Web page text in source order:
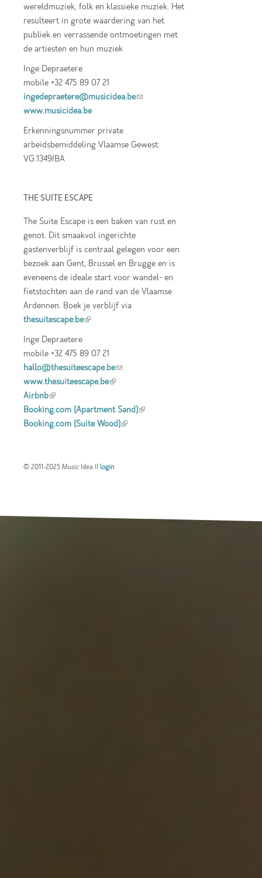
wereldmuziek, folk en klassieke muziek. Het
resulteert in grote waardering van het
publiek en verrassende ontmoetingen met
de artiesten en hun muziek.
Inge Depraetere
mobile +32 475 89 07 21
ingedepraetere@musicidea.be(link sends e-
www.musicidea.be
Erkenningsnummer private
arbeidsbemiddeling Vlaamse Gewest:
VG.1349/BA
THE SUITE ESCAPE
The Suite Escape is een baken van rust en
genot. Dit smaakvol ingerichte
gastenverblijf is centraal gelegen voor een
bezoek aan Gent, Brussel en Brugge en is
eveneens de ideale start voor wandel- en
fietstochten aan de rand van de Vlaamse
Ardennen. Boek je verblijf via
thesuitescape.be(link is external)
Inge Depraetere
mobile +32 475 89 07 21
hallo@thesuiteescape.be(link sends e-mail)
www.thesuiteescape.be(link is external)
Airbnb(link is external)
Booking.com (Apartment Sand)(link is
Booking.com (Suite Wood)(link is external)
© 2011-2025 Music Idea //login